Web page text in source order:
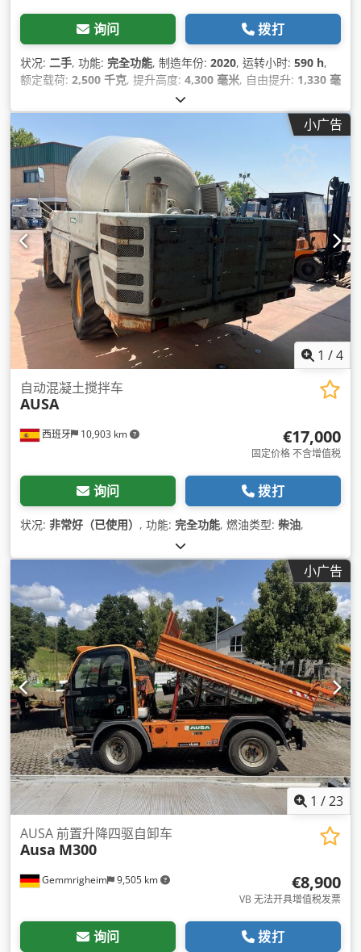
询问 拨打
状况: 二手, 功能: 完全功能, 制造年份: 2020, 运转小时: 590 h,
额定载荷: 2,500 千克, 提升高度: 4,300 毫米, 自由提升: 1,330 毫
三重式 (triplex)
毫米, 功率:37 千瓦 (50.31 马力), 叉架宽度:1,600 毫米, 叉长:
1,200 毫米
4,240 毫米, 驱动类
型:Diesel, 施工宽度: 1,800 毫米
小广告
1 /4
西班牙 10,903 km
自动混凝土搅拌车
AUSA
€17,000
固定价格 不含增值税
询问 拨打
状况: 非常好（已使用） , 功能: 完全功能, 燃油类型: 柴油,
小广告
1 /23
Gemmrigheim 9,505 km
AUSA 前置升降四驱自卸车
Ausa M300
€8,900
VB 无法开具增值税发票
询问 拨打